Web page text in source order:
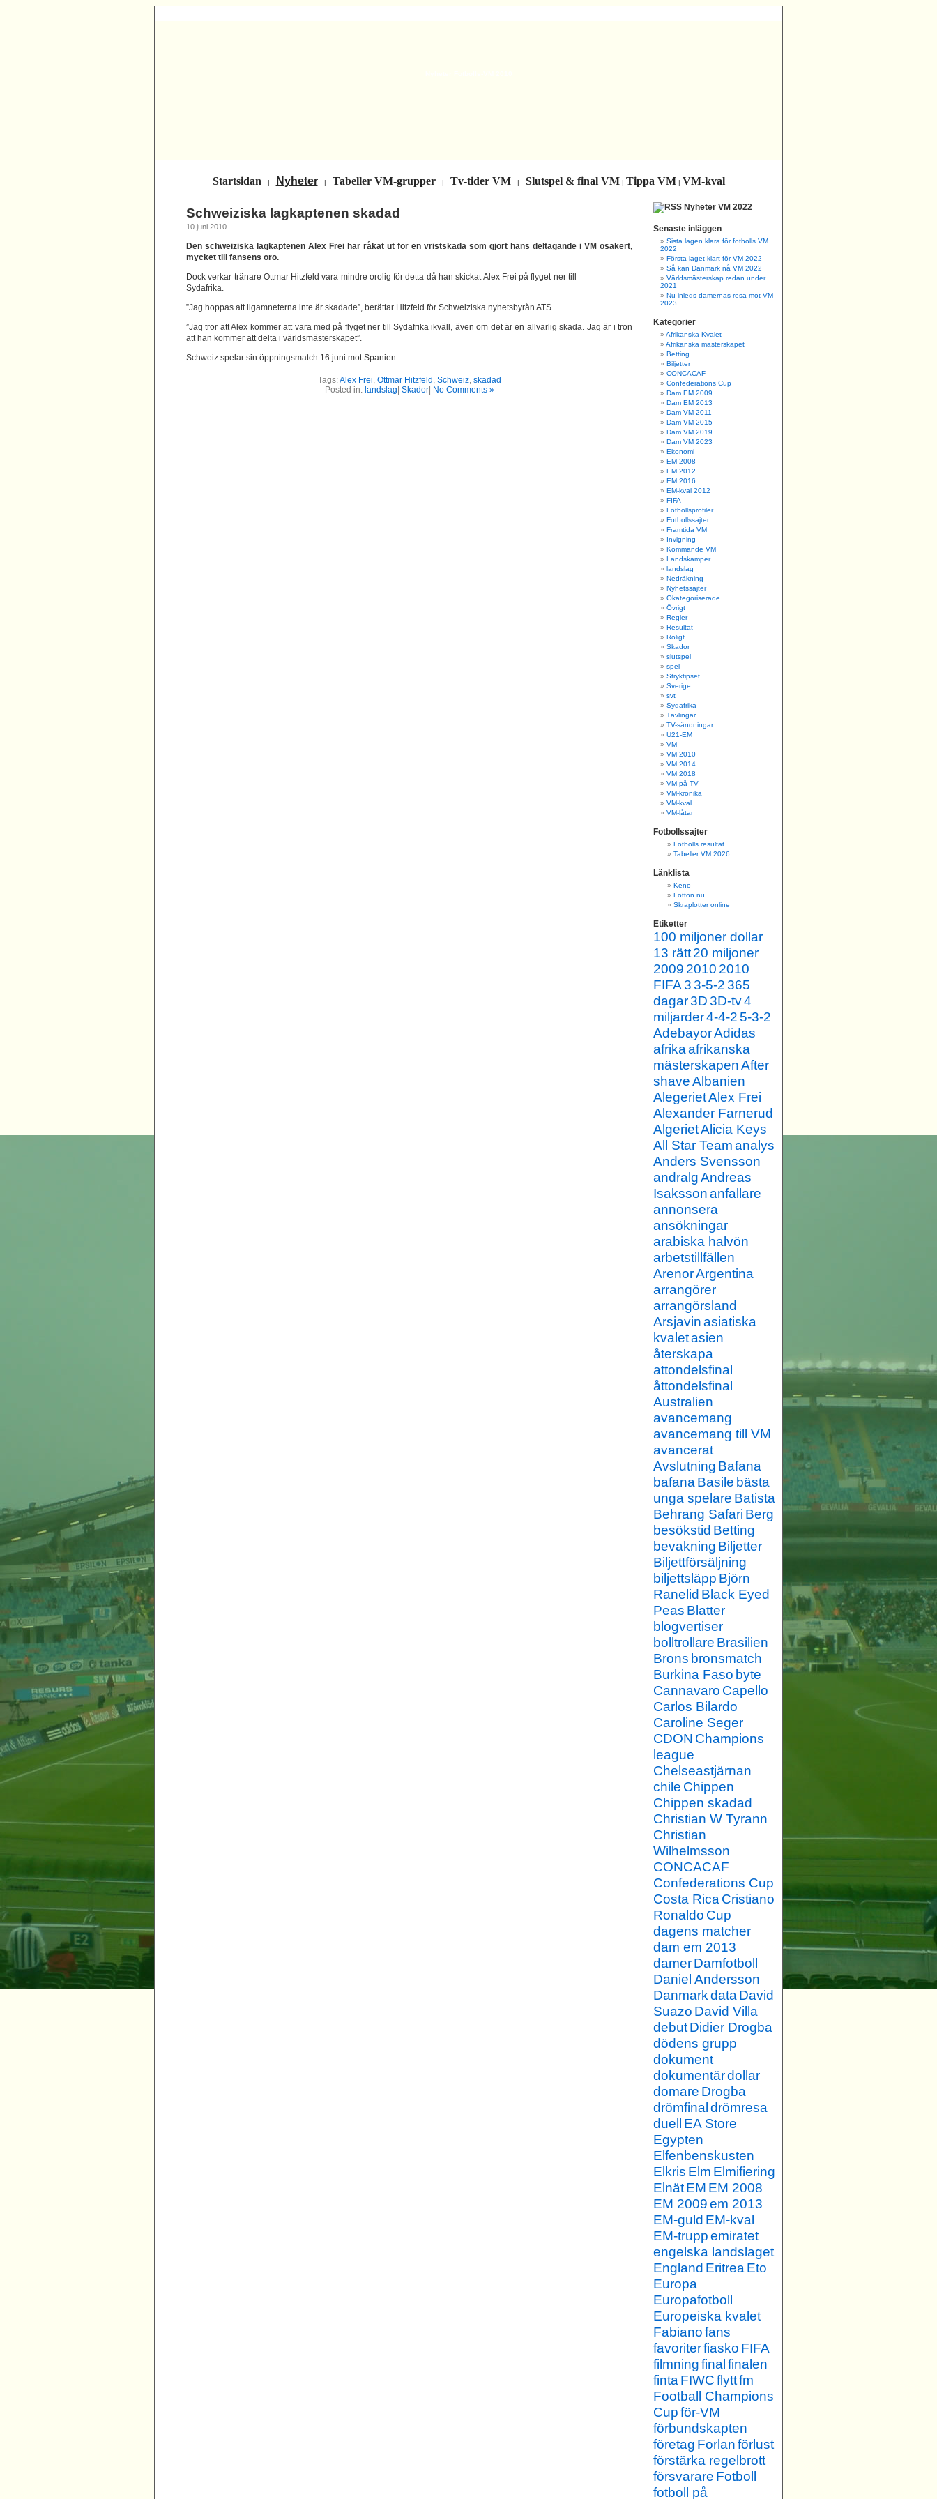
Startsidan | Nyheter| Tabeller VM-grupper| Tv-tider VM | Slutspel & final VM | Tippa VM | VM-kval
Schweiziska lagkaptenen skadad
10 juni 2010
Den schweiziska lagkaptenen Alex Frei har råkat ut för en vristskada som gjort hans deltagande i VM osäkert,
mycket till fansens oro.
Dock verkar tränare Ottmar Hitzfeld vara mindre orolig för detta då han skickat Alex Frei på flyget ner till
Sydafrika.
”Jag hoppas att ligamneterna inte är skadade”, berättar Hitzfeld för Schweiziska nyhetsbyrån ATS.
”Jag tror att Alex kommer att vara med på flyget ner till Sydafrika ikväll, även om det är en allvarlig skada. Jag är i tron
att han kommer att delta i världsmästerskapet”.
Schweiz spelar sin öppningsmatch 16 juni mot Spanien.
Tags:Alex Frei, Ottmar Hitzfeld , Schweiz, skadad
Posted in: landslag Skador| No Comments »
Nyheter VM 2022
Senaste inläggen
Sista lagen klara för fotbolls VM
2022
Första laget klart för VM 2022
Så kan Danmark nå VM 2022
Världsmästerskap redan under
2021
Nu inleds damernas resa mot VM
2023
Kategorier
Afrikanska Kvalet
Afrikanska mästerskapet
Betting
Biljetter
CONCACAF
Confederations Cup
Dam EM 2009
Dam EM 2013
Dam VM 2011
Dam VM 2015
Dam VM 2019
Dam VM 2023
Ekonomi
EM 2008
EM 2012
EM 2016
EM-kval 2012
FIFA
Fotbollsprofiler
Fotbollssajter
Framtida VM
Invigning
Kommande VM
Landskamper
landslag
Nedräkning
Nyhetssajter
Okategoriserade
Övrigt
Regler
Resultat
Roligt
Skador
slutspel
spel
Stryktipset
Sverige
svt
Sydafrika
Tävlingar
TV-sändningar
U21-EM
VM
VM 2010
VM 2014
VM 2018
VM på TV
VM-krönika
VM-kval
VM-låtar
Fotbollssajter
Fotbolls resultat
Tabeller VM 2026
Länklista
Keno
Lotton.nu
Skraplotter online
Etiketter
100 miljoner dollar
13 rätt20 miljoner
2009 2010 2010
FIFA33-5-2365
dagar3D3D-tv4
miljarder4-4-2 5-3-2
AdebayorAdidas
afrikaafrikanska
mästerskapenAfter
shaveAlbanien
AlegerietAlex Frei
Alexander Farnerud
AlgerietAlicia Keys
All Star Teamanalys
Anders Svensson
andralgAndreas
Isakssonanfallare
annonsera
ansökningar
arabiska halvön
arbetstillfällen
ArenorArgentina
arrangörer
arrangörsland
Arsjavinasiatiska
kvaletasien
återskapa
attondelsfinal
åttondelsfinal
Australien
avancemang
avancemang till VM
avancerat
Avslutning Bafana
bafana Basile bästa
unga spelare Batista
Behrang Safari Berg
besökstid Betting
bevakning Biljetter
Biljettförsäljning
biljettsläpp Björn
Ranelid Black Eyed
Peas Blatter
blogvertiser
bolltrollare Brasilien
Brons bronsmatch
Burkina Faso byte
Cannavaro Capello
Carlos Bilardo
Caroline Seger
CDON Champions
league
Chelseastjärnan
chile Chippen
Chippen skadad
Christian W Tyrann
Christian
Wilhelmsson
CONCACAF
Confederations Cup
Costa Rica Cristiano
Ronaldo Cup
dagens matcher
dam em 2013
damerDamfotboll
Daniel Andersson
Danmarkdata David
Suazo David Villa
debutDidier Drogba
dödens grupp
dokument
dokumentärdollar
domare Drogba
drömfinaldrömresa
duell EA Store
Egypten
Elfenbenskusten
Elkris Elm Elmifiering
ElnätEM EM 2008
EM 2009em 2013
EM-guld EM-kval
EM-truppemiratet
engelska landslaget
England Eritrea Eto
Europa
Europafotboll
Europeiska kvalet
Fabianofans
favoriterfiasko FIFA
filmningfinalfinalen
finta FIWCflyttfm
Football Champions
Cupför-VM
förbundskapten
företag Forlanförlust
förstärka regelbrott
försvarare Fotboll
fotboll på